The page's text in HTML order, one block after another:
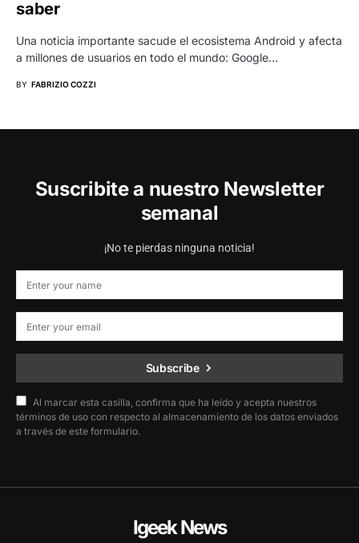
saber
Una noticia importante sacude el ecosistema Android y afecta
a millones de usuarios en todo el mundo: Google…
BY FABRIZIO COZZI
Suscribite a nuestro Newsletter
semanal
¡No te pierdas ninguna noticia!
Subscribe
Al marcar esta casilla, confirma que ha leído y acepta nuestros
términos de uso con respecto al almacenamiento de los datos enviados
a través de este formulario.
Igeek News